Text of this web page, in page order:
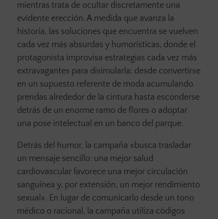
mientras trata de ocultar discretamente una
evidente erección. A medida que avanza la
historia, las soluciones que encuentra se vuelven
cada vez más absurdas y humorísticas, donde el
protagonista improvisa estrategias cada vez más
extravagantes para disimularla: desde convertirse
en un supuesto referente de moda acumulando
prendas alrededor de la cintura hasta esconderse
detrás de un enorme ramo de flores o adoptar
una pose intelectual en un banco del parque.
Detrás del humor, la campaña «busca trasladar
un mensaje sencillo: una mejor salud
cardiovascular favorece una mejor circulación
sanguínea y, por extensión, un mejor rendimiento
sexual». En lugar de comunicarlo desde un tono
médico o racional, la campaña utiliza códigos